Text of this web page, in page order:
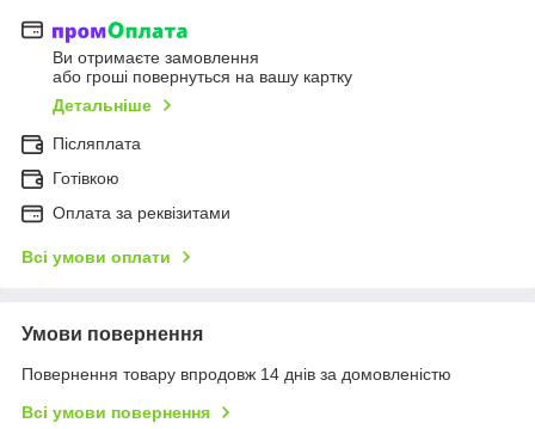
Ви отримаєте замовлення
або гроші повернуться на вашу картку
Детальніше
Післяплата
Готівкою
Оплата за реквізитами
Всі умови оплати
Умови повернення
Повернення товару впродовж 14 днів за домовленістю
Всі умови повернення